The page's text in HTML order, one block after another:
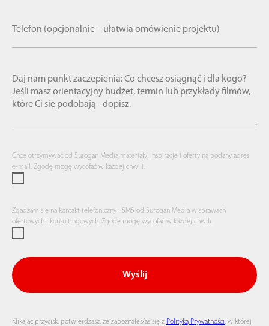
Chcę otrzymywać od Surogan Media materiały, inspiracje i oferty na podany adres
e-mail. Zgodę mogę wycofać w każdej chwili.
Zgadzam się na kontakt telefoniczny i SMS od Surogan Media w sprawach
ofertowych i konsultingowych. Zgodę mogę wycofać w każdej chwili.
Wyślij
Klikając przycisk, potwierdzasz, że zapoznałeś/aś się z Polityką Prywatności, w której